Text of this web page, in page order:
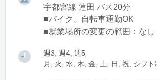
宇都宮線 蓮田 バス20分
■バイク、自転車通勤OK
■就業場所の変更の範囲：なし
週3, 週4, 週5
月, 火, 水, 木, 金, 土, 日, 祝, シフト